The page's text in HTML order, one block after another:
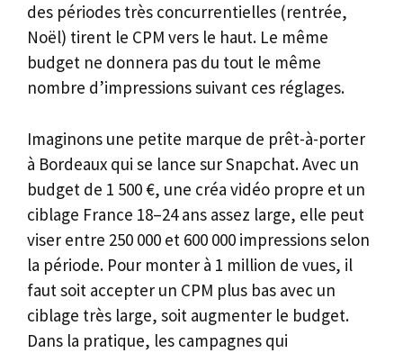
des périodes très concurrentielles (rentrée,
Noël) tirent le CPM vers le haut. Le même
budget ne donnera pas du tout le même
nombre d’impressions suivant ces réglages.
Imaginons une petite marque de prêt-à-porter
à Bordeaux qui se lance sur Snapchat. Avec un
budget de 1 500 €, une créa vidéo propre et un
ciblage France 18–24 ans assez large, elle peut
viser entre 250 000 et 600 000 impressions selon
la période. Pour monter à 1 million de vues, il
faut soit accepter un CPM plus bas avec un
ciblage très large, soit augmenter le budget.
Dans la pratique, les campagnes qui